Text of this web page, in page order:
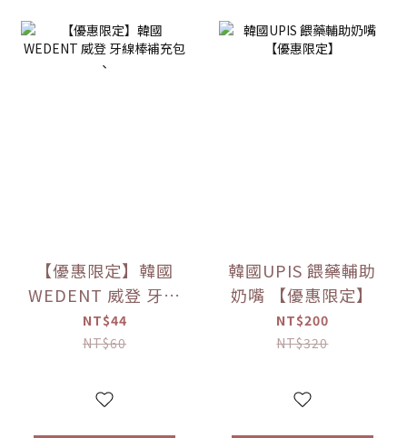
【優惠限定】韓國
WEDENT 威登 牙線
棒補充包 、
NT$44
NT$60
韓國UPIS 餵藥輔助
奶嘴 【優惠限定】
NT$200
NT$320